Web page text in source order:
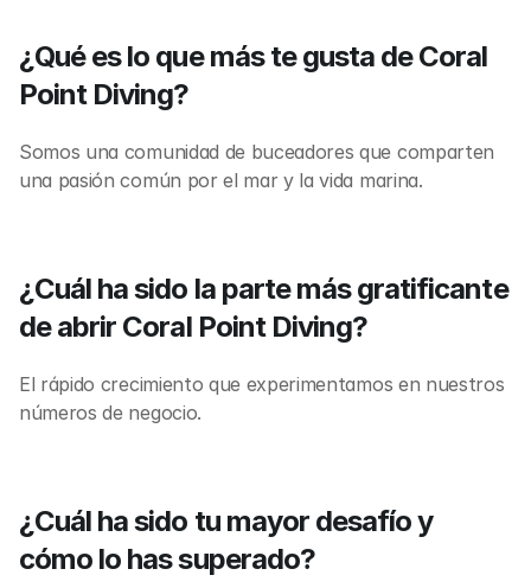
¿Qué es lo que más te gusta de Coral
Point Diving?
Somos una comunidad de buceadores que comparten
una pasión común por el mar y la vida marina.
¿Cuál ha sido la parte más gratificante
de abrir Coral Point Diving?
El rápido crecimiento que experimentamos en nuestros
números de negocio.
¿Cuál ha sido tu mayor desafío y
cómo lo has superado?